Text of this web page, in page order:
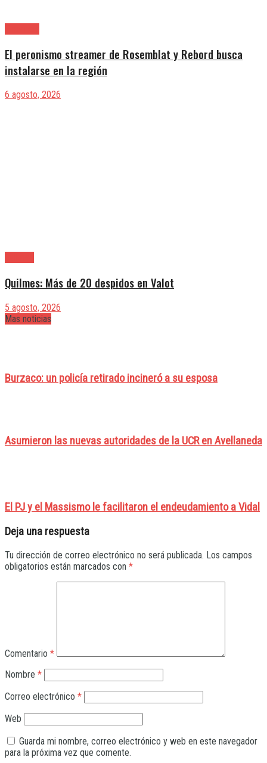
El peronismo streamer de Rosemblat y Rebord busca
instalarse en la región
6 agosto, 2026
Quilmes: Más de 20 despidos en Valot
5 agosto, 2026
Mas noticias
Burzaco: un policía retirado incineró a su esposa
Asumieron las nuevas autoridades de la UCR en Avellaneda
El PJ y el Massismo le facilitaron el endeudamiento a Vidal
Deja una respuesta
Tu dirección de correo electrónico no será publicada. Los campos
obligatorios están marcados con *
Comentario *
Nombre *
Correo electrónico *
Web
Guarda mi nombre, correo electrónico y web en este navegador
para la próxima vez que comente.